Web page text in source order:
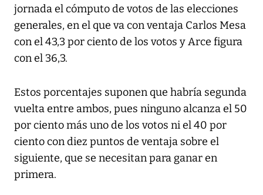
jornada el cómputo de votos de las elecciones
generales, en el que va con ventaja Carlos Mesa
con el 43,3 por ciento de los votos y Arce figura
con el 36,3.
Estos porcentajes suponen que habría segunda
vuelta entre ambos, pues ninguno alcanza el 50
por ciento más uno de los votos ni el 40 por
ciento con diez puntos de ventaja sobre el
siguiente, que se necesitan para ganar en
primera.